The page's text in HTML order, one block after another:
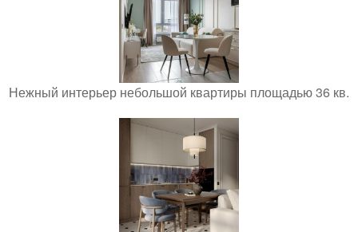
Нежный интерьер небольшой квартиры площадью 36 кв.